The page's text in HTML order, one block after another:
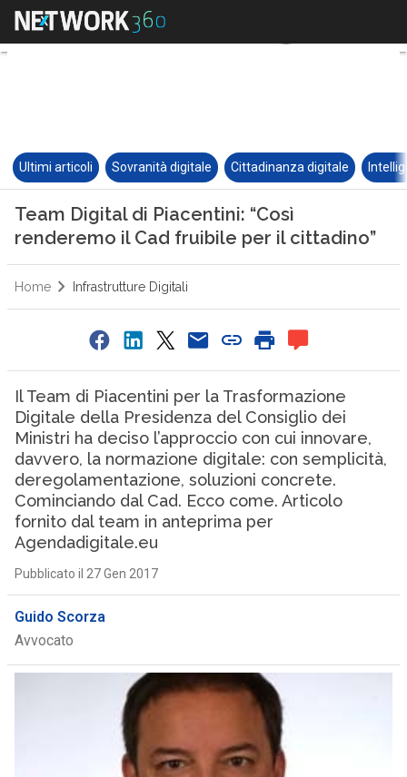
Ultimi articoli Sovranità digitale Cittadinanza digitale
Team Digital di Piacentini: “Così
renderemo il Cad fruibile per il cittadino”
Home Infrastrutture Digitali
Il Team di Piacentini per la Trasformazione
Digitale della Presidenza del Consiglio dei
Ministri ha deciso l’approccio con cui innovare,
davvero, la normazione digitale: con semplicità,
deregolamentazione, soluzioni concrete.
Cominciando dal Cad. Ecco come. Articolo
fornito dal team in anteprima per
Agendadigitale.eu
Pubblicato il 27 Gen 2017
Guido Scorza
Avvocato